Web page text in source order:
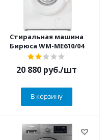
Стиральная машина
Бирюса WM-ME610/04
20 880 руб./шт
В корзину